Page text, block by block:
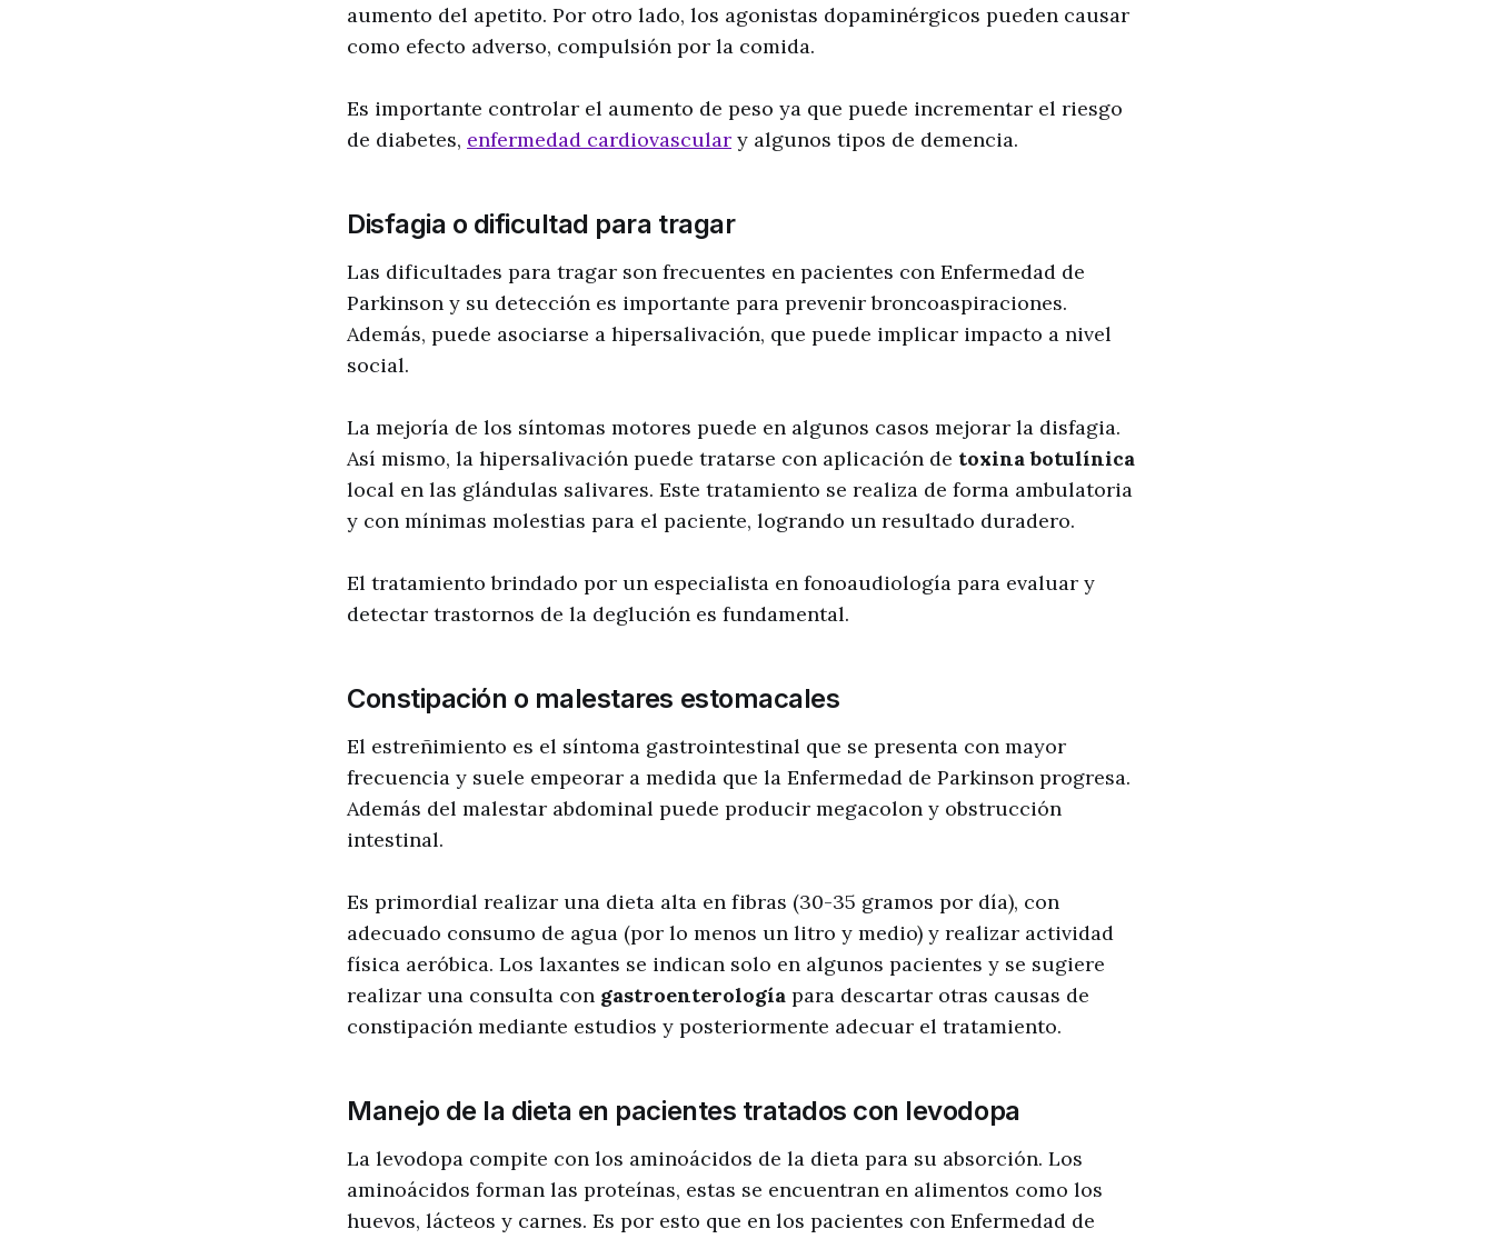
aumento del apetito. Por otro lado, los agonistas dopaminérgicos pueden causar
como efecto adverso, compulsión por la comida.
Es importante controlar el aumento de peso ya que puede incrementar el riesgo
de diabetes, enfermedad cardiovascular y algunos tipos de demencia.
Disfagia o dificultad para tragar
Las dificultades para tragar son frecuentes en pacientes con Enfermedad de
Parkinson y su detección es importante para prevenir broncoaspiraciones.
Además, puede asociarse a hipersalivación, que puede implicar impacto a nivel
social.
La mejoría de los síntomas motores puede en algunos casos mejorar la disfagia.
Así mismo, la hipersalivación puede tratarse con aplicación de toxina botulínica
local en las glándulas salivares. Este tratamiento se realiza de forma ambulatoria
y con mínimas molestias para el paciente, logrando un resultado duradero.
El tratamiento brindado por un especialista en fonoaudiología para evaluar y
detectar trastornos de la deglución es fundamental.
Constipación o malestares estomacales
El estreñimiento es el síntoma gastrointestinal que se presenta con mayor
frecuencia y suele empeorar a medida que la Enfermedad de Parkinson progresa.
Además del malestar abdominal puede producir megacolon y obstrucción
intestinal.
Es primordial realizar una dieta alta en fibras (30-35 gramos por día), con
adecuado consumo de agua (por lo menos un litro y medio) y realizar actividad
física aeróbica. Los laxantes se indican solo en algunos pacientes y se sugiere
realizar una consulta con gastroenterología para descartar otras causas de
constipación mediante estudios y posteriormente adecuar el tratamiento.
Manejo de la dieta en pacientes tratados con levodopa
La levodopa compite con los aminoácidos de la dieta para su absorción. Los
aminoácidos forman las proteínas, estas se encuentran en alimentos como los
huevos, lácteos y carnes. Es por esto que en los pacientes con Enfermedad de